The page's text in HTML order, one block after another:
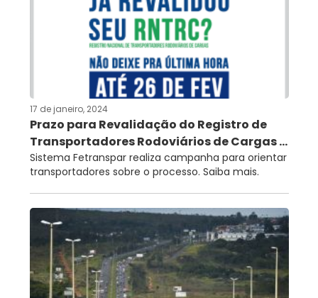
17 de janeiro, 2024
Prazo para Revalidação do Registro de
Transportadores Rodoviários de Cargas ...
Sistema Fetranspar realiza campanha para orientar
transportadores sobre o processo. Saiba mais.